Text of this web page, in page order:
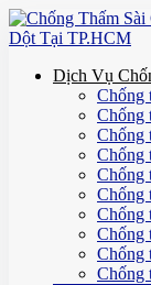
Dịch Vụ
Chống
Chống
Chống
Chống
Chống
Chống
Chống
Chống
Chống
Chống